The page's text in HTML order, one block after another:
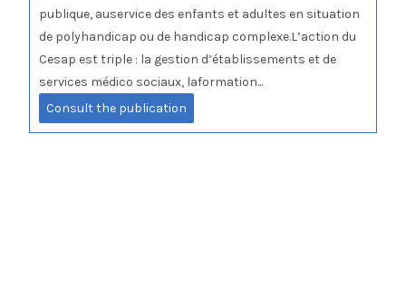
publique, auservice des enfants et adultes en situation
de polyhandicap ou de handicap complexe.L’action du
Cesap est triple : la gestion d’établissements et de
services médico sociaux, laformation...
Consult the publication